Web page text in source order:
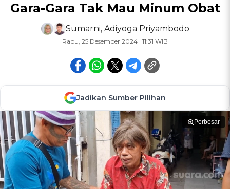
Gara-Gara Tak Mau Minum Obat
Sumarni, Adiyoga Priyambodo
Rabu, 25 Desember 2024 | 11:31 WIB
Jadikan Sumber Pilihan
Perbesar